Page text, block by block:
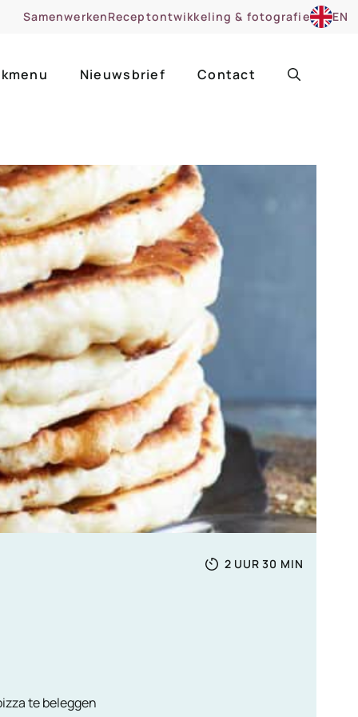
SamenwerkenReceptontwikkeling & fotografie EN
zoet
Nieuwsbrief Contact
Totale
2 UUR
UUR 30 MINUTEN
MIN
te beleggen